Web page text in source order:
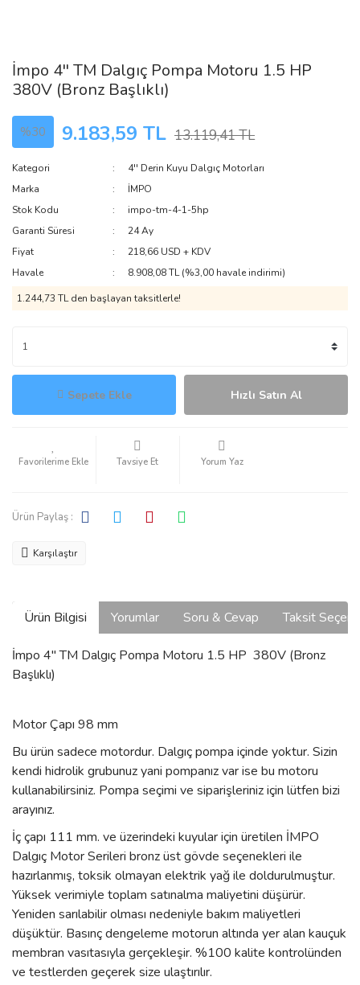
İmpo 4'' TM Dalgıç Pompa Motoru 1.5 HP
380V (Bronz Başlıklı)
%30 9.183,59 TL 13.119,41 TL
Kategori
4'' Derin Kuyu Dalgıç Motorları
Marka
İMPO
Stok Kodu
impo-tm-4-1-5hp
Garanti Süresi
24 Ay
Fiyat
218,66 USD + KDV
Havale
8.908,08 TL (%3,00 havale indirimi)
1.244,73 TL den başlayan taksitlerle!
Sepete Ekle Hızlı Satın Al
Tavsiye Et Yorum Yaz
Ürün Paylaş :
Karşılaştır
Ürün Bilgisi Yorumlar Soru & Cevap Taksit
İmpo 4'' TM Dalgıç Pompa Motoru 1.5 HP 380V (Bronz
Başlıklı)
Motor Çapı 98 mm
Bu ürün sadece motordur. Dalgıç pompa içinde yoktur. Sizin
kendi hidrolik grubunuz yani pompanız var ise bu motoru
kullanabilirsiniz. Pompa seçimi ve siparişleriniz için lütfen bizi
arayınız.
İç çapı 111 mm. ve üzerindeki kuyular için üretilen İMPO
Dalgıç Motor Serileri bronz üst gövde seçenekleri ile
hazırlanmış, toksik olmayan elektrik yağ ile doldurulmuştur.
Yüksek verimiyle toplam satınalma maliyetini düşürür.
Yeniden sarılabilir olması nedeniyle bakım maliyetleri
düşüktür. Basınç dengeleme motorun altında yer alan kauçuk
membran vasıtasıyla gerçekleşir. %100 kalite kontrolünden
ve testlerden geçerek size ulaştırılır.